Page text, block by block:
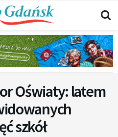
Oświaty: latem
szkół